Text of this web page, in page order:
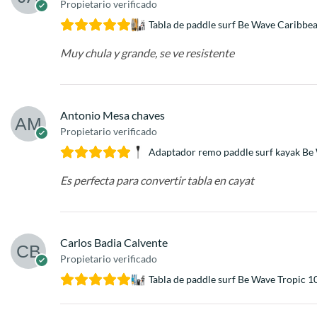
Propietario verificado
Tabla de paddle surf Be Wave
Muy chula y grande, se ve resistente
Antonio Mesa chaves
Propietario verificado
Adaptador remo paddle surf kayak Be
Es perfecta para convertir tabla en cayat
Carlos Badia Calvente
Propietario verificado
Tabla de paddle surf Be Wave Tropic